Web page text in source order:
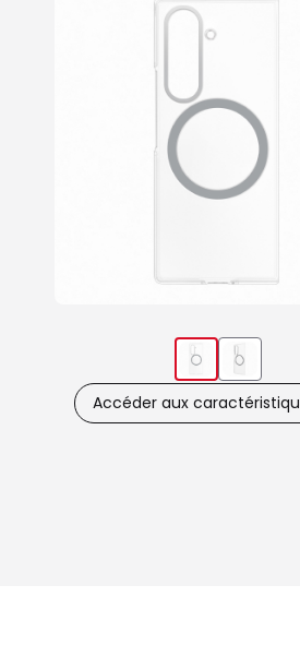
Accéder aux